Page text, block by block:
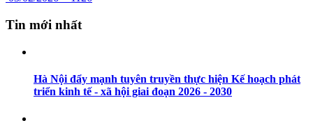
Tin mới nhất
Hà Nội đẩy mạnh tuyên truyền thực hiện Kế hoạch phát
triển kinh tế - xã hội giai đoạn 2026 - 2030